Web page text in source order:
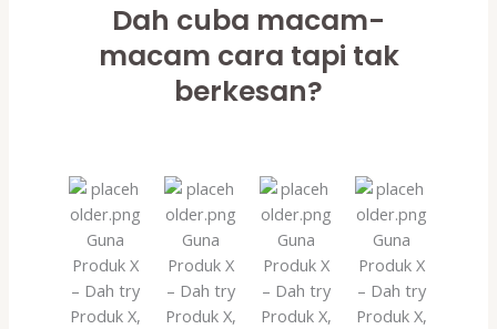
Dah cuba macam-
macam cara tapi tak
berkesan?
Guna
Produk X
– Dah try
Produk X,
Guna
Produk X
– Dah try
Produk X,
Guna
Produk X
– Dah try
Produk X,
Guna
Produk X
– Dah try
Produk X,